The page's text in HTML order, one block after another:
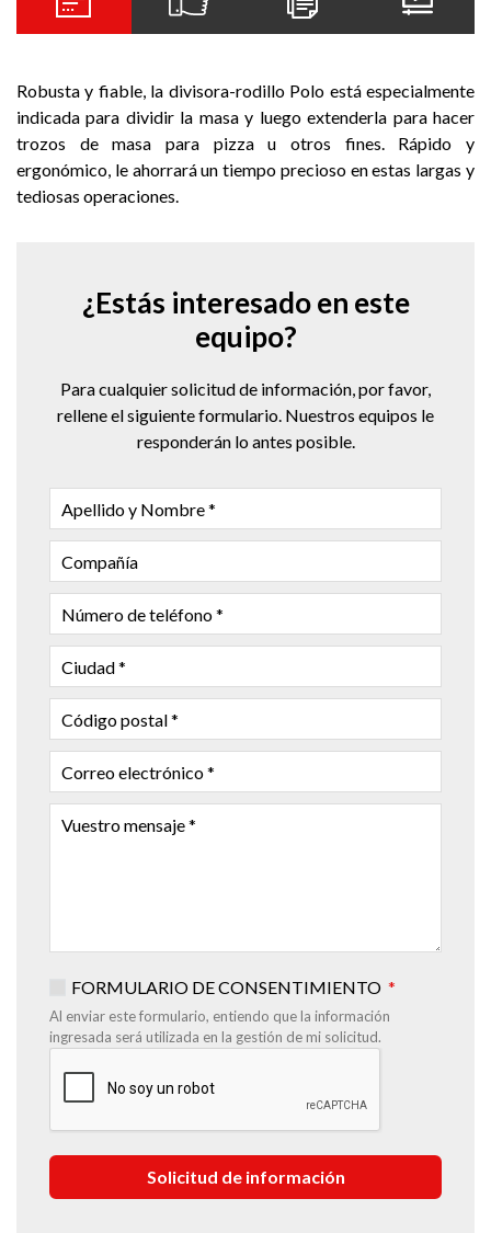
¿Estás interesado en este
equipo?
Para cualquier solicitud de información, por favor,
rellene el siguiente formulario. Nuestros equipos le
responderán lo antes posible.
APELLIDO
Y
NOMBRE
COMPAÑÍA
NÚMERO
DE
TELÉFONO
CIUDAD
CÓDIGO
POSTAL
CORREO
ELECTRÓNICO
VUESTRO
FORMULARIO DE CONSENTIMIENTO
Al enviar este formulario, entiendo que la información
ingresada será utilizada en la gestión de mi solicitud.
Robusta y fiable, la divisora-rodillo Polo está especialmente
indicada para dividir la masa y luego extenderla para hacer
trozos de masa para pizza u otros fines. Rápido y
ergonómico, le ahorrará un tiempo precioso en estas largas y
tediosas operaciones.